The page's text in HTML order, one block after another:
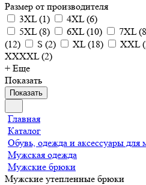
Размер от производителя
3XL(1) 4XL(6)
5XL(8) 6XL(10) 7XL(8
(12) S (2) XL(18) XXL(
XXXXL(2)
+ Еще
Показать
Показать
Главная
Каталог
Обувь, одежда и аксессуары для
Мужская одежда
Мужские брюки
Мужские утепленные брюки